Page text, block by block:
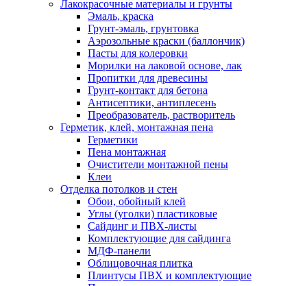
Лакокрасочные материалы и грунты
Эмаль, краска
Грунт-эмаль, грунтовка
Аэрозольные краски (баллончик)
Пасты для колеровки
Морилки на лаковой основе, лак
Пропитки для древесины
Грунт-контакт для бетона
Антисептики, антиплесень
Преобразователь, растворитель
Герметик, клей, монтажная пена
Герметики
Пена монтажная
Очистители монтажной пены
Клеи
Отделка потолков и стен
Обои, обойный клей
Углы (уголки) пластиковые
Сайдинг и ПВХ-листы
Комплектующие для сайдинга
МДФ-панели
Облицовочная плитка
Плинтусы ПВХ и комплектующие